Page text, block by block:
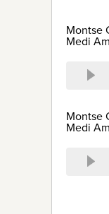
Montse
Medi
Montse
Medi